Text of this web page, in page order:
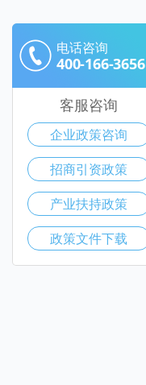
电话咨询
400-166-3656
客服咨询
企业政策咨询
招商引资政策
产业扶持政策
政策文件下载